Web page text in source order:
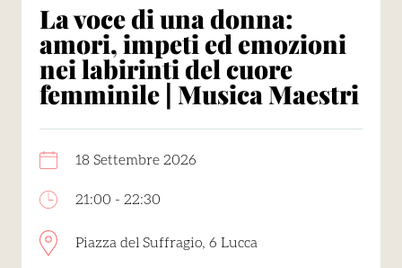
La voce di una donna:
amori, impeti ed emozioni
nei labirinti del cuore
femminile | Musica Maestri
18 Settembre 2026
21:00 - 22:30
Piazza del Suffragio, 6 Lucca